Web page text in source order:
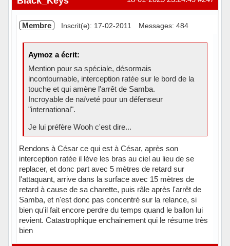
Membre Inscrit(e): 17-02-2011 Messages: 484
Aymoz a écrit:
Mention pour sa spéciale, désormais
incontournable, interception ratée sur le bord de la
touche et qui amène l'arrêt de Samba.
Incroyable de naïveté pour un défenseur
"international".
Je lui préfère Wooh c'est dire...
Rendons à César ce qui est à César, après son
interception ratée il lève les bras au ciel au lieu de se
replacer, et donc part avec 5 mètres de retard sur
l'attaquant, arrive dans la surface avec 15 mètres de
retard à cause de sa charette, puis râle après l'arrêt de
Samba, et n'est donc pas concentré sur la relance, si
bien qu'il fait encore perdre du temps quand le ballon lui
revient. Catastrophique enchainement qui le résume très
bien